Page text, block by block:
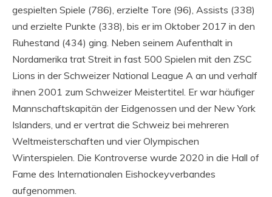
gespielten Spiele (786), erzielte Tore (96), Assists (338)
und erzielte Punkte (338), bis er im Oktober 2017 in den
Ruhestand (434) ging. Neben seinem Aufenthalt in
Nordamerika trat Streit in fast 500 Spielen mit den ZSC
Lions in der Schweizer National League A an und verhalf
ihnen 2001 zum Schweizer Meistertitel. Er war häufiger
Mannschaftskapitän der Eidgenossen und der New York
Islanders, und er vertrat die Schweiz bei mehreren
Weltmeisterschaften und vier Olympischen
Winterspielen. Die Kontroverse wurde 2020 in die Hall of
Fame des Internationalen Eishockeyverbandes
aufgenommen.